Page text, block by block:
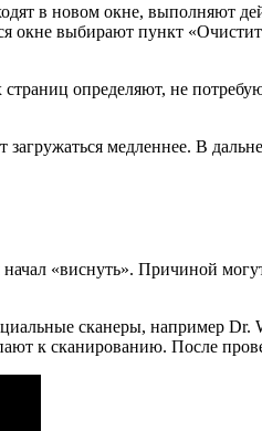
в новом окне, выполняют
окне выбирают пункт
определяют, не
медленнее. В
«виснуть». Причиной
сканеры, например Dr.
к сканированию. После